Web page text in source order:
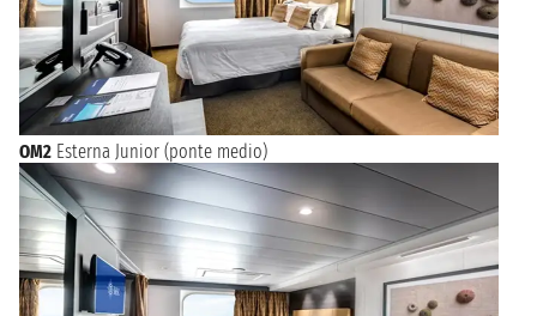
OM2 Esterna Junior (ponte medio)